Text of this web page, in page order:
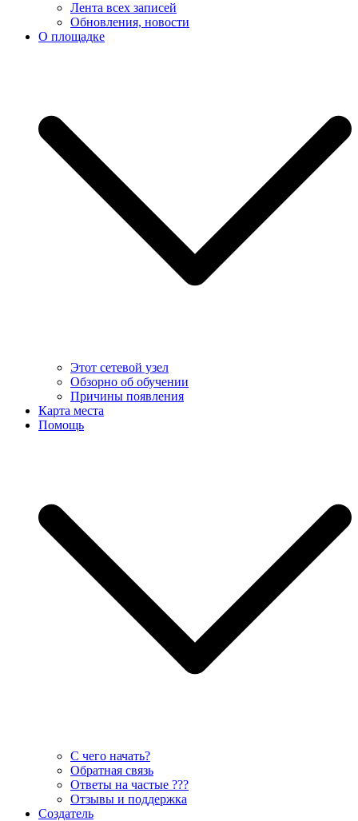
Лента всех записей
Обновления, новости
О площадке
Этот сетевой узел
Обзорно об обучении
Причины появления
Карта места
Помощь
С чего начать?
Обратная связь
Ответы на частые ???
Отзывы и поддержка
Создатель